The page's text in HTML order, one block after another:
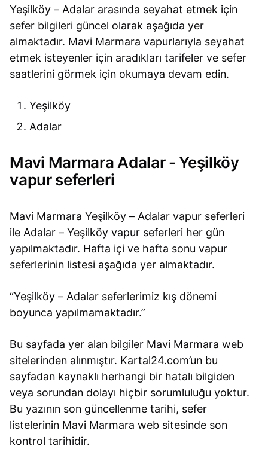
Yeşilköy – Adalar arasında seyahat etmek için
sefer bilgileri güncel olarak aşağıda yer
almaktadır. Mavi Marmara vapurlarıyla seyahat
etmek isteyenler için aradıkları tarifeler ve sefer
saatlerini görmek için okumaya devam edin.
Yeşilköy
Adalar
Mavi Marmara Adalar - Yeşilköy
vapur seferleri
Mavi Marmara Yeşilköy – Adalar vapur seferleri
ile Adalar – Yeşilköy vapur seferleri her gün
yapılmaktadır. Hafta içi ve hafta sonu vapur
seferlerinin listesi aşağıda yer almaktadır.
“Yeşilköy – Adalar seferlerimiz kış dönemi
boyunca yapılmamaktadır.”
Bu sayfada yer alan bilgiler Mavi Marmara web
sitelerinden alınmıştır. Kartal24.com’un bu
sayfadan kaynaklı herhangi bir hatalı bilgiden
veya sorundan dolayı hiçbir sorumluluğu yoktur.
Bu yazının son güncellenme tarihi, sefer
listelerinin Mavi Marmara web sitesinde son
kontrol tarihidir.